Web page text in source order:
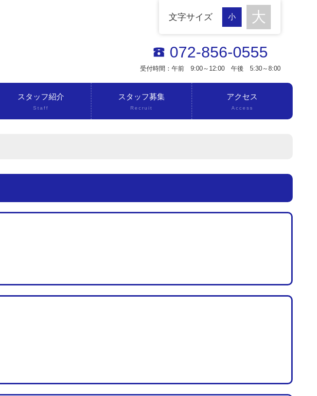
072-856-0555
受付時間：午前 9:00～12:00 午後 5:30～8:00
文字サイズ
スタッフ紹介
Staff
スタッフ募集
Recruit
アクセス
Access